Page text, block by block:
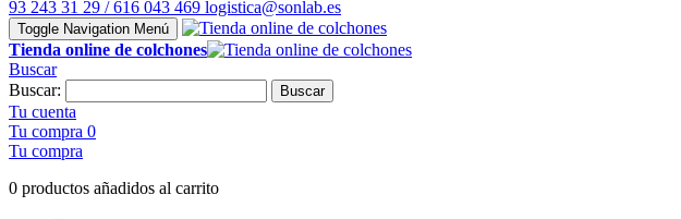
93 243 31 29 / 616 043 469 logistica@sonlab.es
Toggle Navigation Menú
Tienda online de colchones
Buscar
Buscar:
Buscar
Tu cuenta
Tu compra 0
Tu compra
0 productos añadidos al carrito